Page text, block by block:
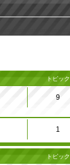
トピック
9
1
トピック